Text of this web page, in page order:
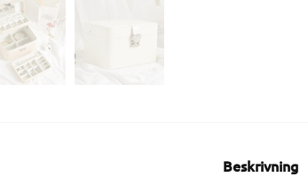
Beskrivning